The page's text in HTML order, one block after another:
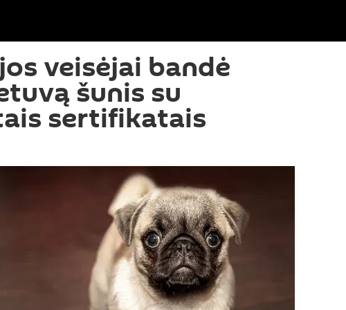
veisėjai bandė
šunis su
sertifikatais